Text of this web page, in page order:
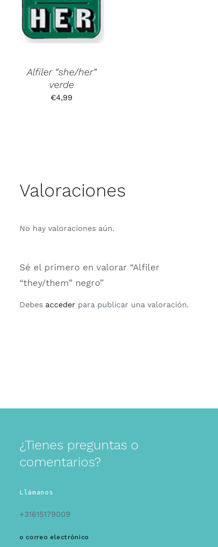
Alfiler “she/her”
verde
€4,99
Valoraciones
No hay valoraciones aún.
Sé el primero en valorar “Alfiler
“they/them” negro”
Debes acceder para publicar una valoración.
¿Tienes preguntas o
comentarios?
Llámanos
+31615179009
o correo electrónico